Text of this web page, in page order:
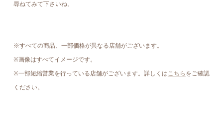
尋ねてみて下さいね。
※すべての商品、一部価格が異なる店舗がございます。
※画像はすべてイメージです。
※一部短縮営業を行っている店舗がございます。詳しくはこちら をご確認
ください。